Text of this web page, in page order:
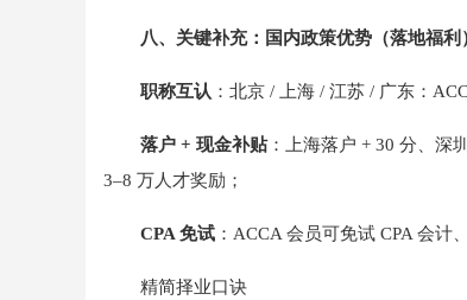
八、关键补充：国内政策优势（落地福利
职称互认 ：北京 / 上海 / 江苏 / 广东：
落户 + 现金补贴：上海落户 + 30 分、深
3–8 万人才奖励；
CPA 免试：ACCA 会员可免试 CPA 会计
精简择业口诀